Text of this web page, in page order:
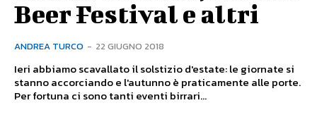
Beer Festival e altri
ANDREA TURCO - 22 GIUGNO 2018
Ieri abbiamo scavallato il solstizio d'estate: le giornate si
stanno accorciando e l'autunno è praticamente alle porte.
Per fortuna ci sono tanti eventi birrari...